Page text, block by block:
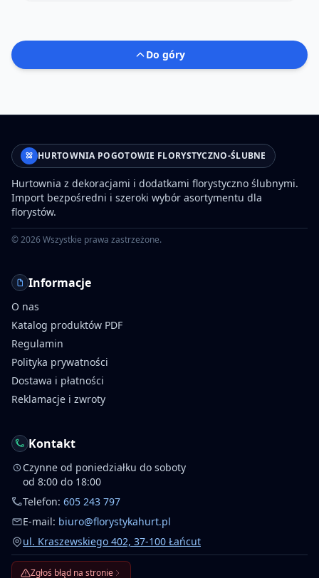
Do góry
HURTOWNIA POGOTOWIE FLORYSTYCZNO-ŚLUBNE
Hurtownia z dekoracjami i dodatkami florystyczno ślubnymi.
Import bezpośredni i szeroki wybór asortymentu dla
florystów.
©2026Wszystkie prawa zastrzeżone.
Informacje
O nas
Katalog produktów PDF
Regulamin
Polityka prywatności
Dostawa i płatności
Reklamacje i zwroty
Kontakt
Czynne od poniedziałku do soboty
od 8:00 do 18:00
Telefon: 605 243 797
E-mail: biuro@florystykahurt.pl
ul. Kraszewskiego 402, 37-100 Łańcut
Zgłoś błąd na stronie